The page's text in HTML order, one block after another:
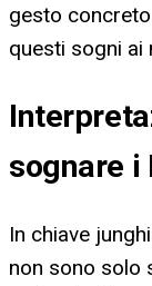
gesto
questi sogni ai
sognare i
In chiave
non sono solo